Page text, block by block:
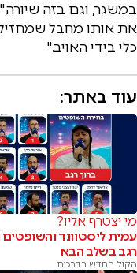
במשגר, וגם בזה
את אותו מחבל
כלי בידי האויב."
עוד באתר:
מי יצטרף אליו?
עמית ליסטוונד והשופטים
רגב בשלב הבא
הקול החדש בדרכים